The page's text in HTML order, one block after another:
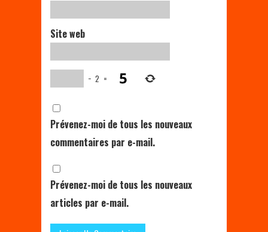
Site web
− 2 =
Prévenez-moi de tous les nouveaux
commentaires par e-mail.
Prévenez-moi de tous les nouveaux
articles par e-mail.